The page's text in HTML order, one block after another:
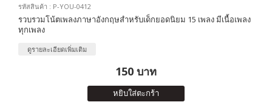
รหัสสินค้า : P-YOU-0412
รวบรวมโน้ตเพลงภาษาอังกฤษสำหรับเด็กยอดนิยม 15 เพลง มีเนื้อเพลง
ทุกเพลง
ดูรายละเอียดเพิ่มเติม
150 บาท
หยิบใส่ตะกร้า